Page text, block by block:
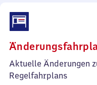
Aktuelle Änderungen
Regelfahrplans